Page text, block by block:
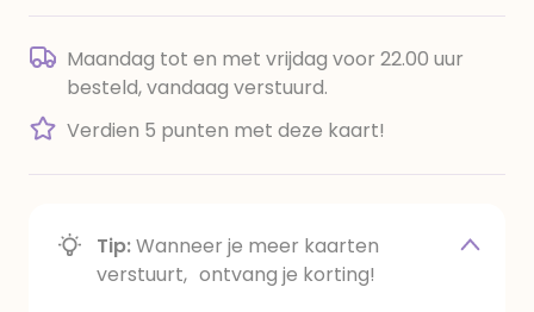
Maandag tot en met vrijdag voor 22.00 uur
besteld, vandaag verstuurd.
Verdien 5 punten met deze kaart!
Tip:Wanneer je meer kaarten
verstuurt, ontvang je korting!